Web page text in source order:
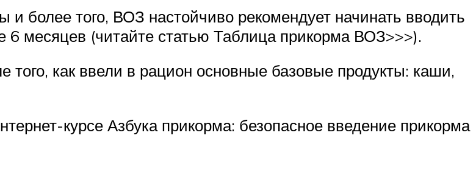
более того, ВОЗ настойчиво рекомендует начинать вводить
месяцев (читайте статью Таблица прикорма ВОЗ>>>).
как ввели в рацион основные базовые продукты: каши,
курсе Азбука прикорма: безопасное введение прикорма